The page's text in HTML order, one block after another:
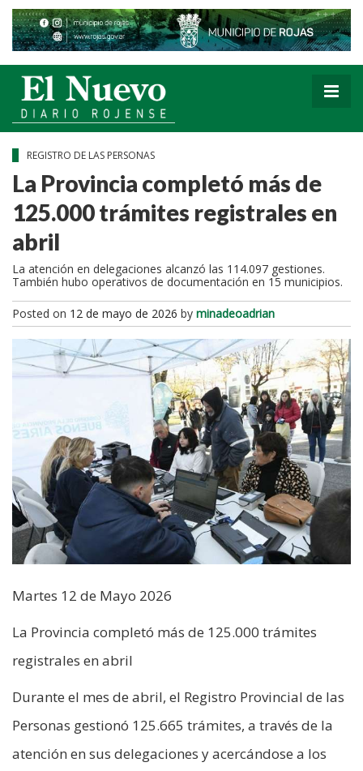
REGISTRO DE LAS PERSONAS
La Provincia completó más de
125.000 trámites registrales en
abril
La atención en delegaciones alcanzó las 114.097 gestiones.
También hubo operativos de documentación en 15 municipios.
Posted on 12 de mayo de 2026 by minadeoadrian
Martes 12 de Mayo 2026
La Provincia completó más de 125.000 trámites
registrales en abril
Durante el mes de abril, el Registro Provincial de las
Personas gestionó 125.665 trámites, a través de la
atención en sus delegaciones y acercándose a los